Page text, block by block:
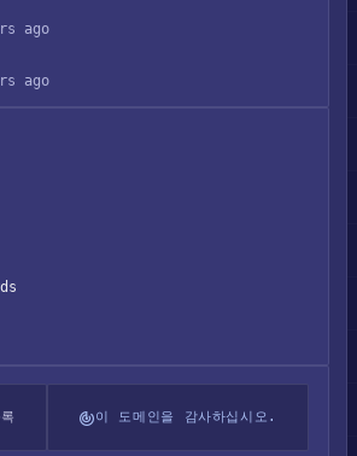
ago
ago
이 도메인을 감사하십시오.